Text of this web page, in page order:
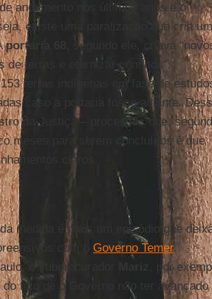
andamento nos últimos anos e o
existe uma paralização que cria um
portaria 68
, segundo ele, criava
de terras e eternizar conflitos”.
terras indígenas em fase de
caso a portaria fosse adiante.
da Justiça – processos que,
meses para serem concluídos e que
claros.
medida é mais um episódio que
com o Governo Temer.
o subprocurador
, por
fato de o Governo não ter avançado